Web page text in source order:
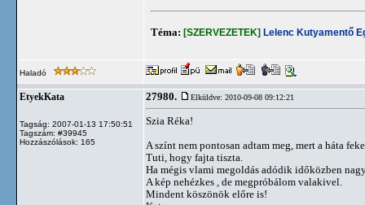
Téma: [SZERVEZETEK] Lelenc Kutyamentő
Haladó
EtyekKata
Tagság: 2007-01-13 17:50:51
Tagszám: #39945
Hozzászólások: 165
27980. Elküldve: 2010-09-08 09:12:21
Szia Réka!
A színt nem pontosan adtam meg, mert a háta
Tuti, hogy fajta tiszta.
Ha mégis vlami megoldás adódik időközben
A kép nehézkes , de megpróbálom valakivel.
Mindent köszönök előre is!